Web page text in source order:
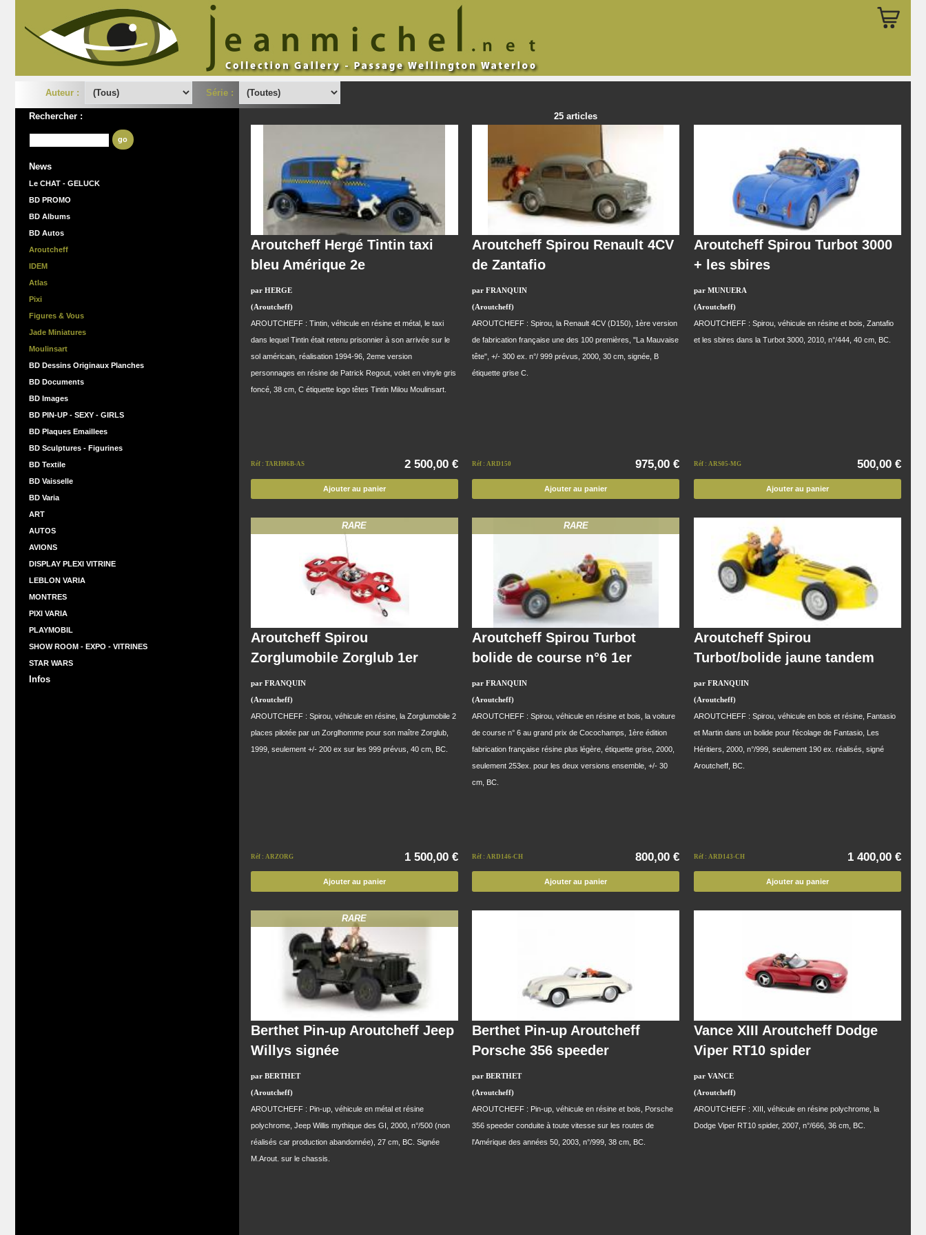
Auteur : Série :
Rechercher :
go
News
Le CHAT - GELUCK
BD PROMO
BD Albums
BD Autos
Aroutcheff
IDEM
Atlas
Pixi
Figures & Vous
Jade Miniatures
Moulinsart
BD Dessins Originaux Planches
BD Documents
BD Images
BD PIN-UP - SEXY - GIRLS
BD Plaques Emaillees
BD Sculptures - Figurines
BD Textile
BD Vaisselle
BD Varia
ART
AUTOS
AVIONS
DISPLAY PLEXI VITRINE
LEBLON VARIA
MONTRES
PIXI VARIA
PLAYMOBIL
SHOW ROOM - EXPO - VITRINES
STAR WARS
Infos
25 articles
Aroutcheff Hergé Tintin taxi
bleu Amérique 2e
par HERGE
(Aroutcheff)
AROUTCHEFF : Tintin, véhicule en résine et métal, le taxi
dans lequel Tintin était retenu prisonnier à son arrivée sur le
sol américain, réalisation 1994-96, 2eme version
personnages en résine de Patrick Regout, volet en vinyle gris
foncé, 38 cm, C étiquette logo têtes Tintin Milou Moulinsart.
Réf : TARH06B-AS 2 500,00 €
Ajouter au panier
Aroutcheff Spirou Renault 4CV
de Zantafio
par FRANQUIN
(Aroutcheff)
AROUTCHEFF : Spirou, la Renault 4CV (D150), 1ère version
de fabrication française une des 100 premières, "La Mauvaise
tête", +/- 300 ex. n°/ 999 prévus, 2000, 30 cm, signée, B
étiquette grise C.
Réf : ARD150 975,00 €
Ajouter au panier
Aroutcheff Spirou Turbot 3000
+ les sbires
par MUNUERA
(Aroutcheff)
AROUTCHEFF : Spirou, véhicule en résine et bois, Zantafio
et les sbires dans la Turbot 3000, 2010, n°/444, 40 cm, BC.
Réf : ARS05-MG 500,00 €
Ajouter au panier
RARE
Aroutcheff Spirou
Zorglumobile Zorglub 1er
par FRANQUIN
(Aroutcheff)
AROUTCHEFF : Spirou, véhicule en résine, la Zorglumobile 2
places pilotée par un Zorglhomme pour son maître Zorglub,
1999, seulement +/- 200 ex sur les 999 prévus, 40 cm, BC.
Réf : ARZORG 1 500,00 €
Ajouter au panier
RARE
Aroutcheff Spirou Turbot
bolide de course n°6 1er
par FRANQUIN
(Aroutcheff)
AROUTCHEFF : Spirou, véhicule en résine et bois, la voiture
de course n° 6 au grand prix de Cocochamps, 1ère édition
fabrication française résine plus légère, étiquette grise, 2000,
seulement 253ex. pour les deux versions ensemble, +/- 30
cm, BC.
Réf : ARD146-CH 800,00 €
Ajouter au panier
Aroutcheff Spirou
Turbot/bolide jaune tandem
par FRANQUIN
(Aroutcheff)
AROUTCHEFF : Spirou, véhicule en bois et résine, Fantasio
et Martin dans un bolide pour l'écolage de Fantasio, Les
Héritiers, 2000, n°/999, seulement 190 ex. réalisés, signé
Aroutcheff, BC.
Réf : ARD143-CH 1 400,00 €
Ajouter au panier
RARE
Berthet Pin-up Aroutcheff Jeep
Willys signée
par BERTHET
(Aroutcheff)
AROUTCHEFF : Pin-up, véhicule en métal et résine
polychrome, Jeep Willis mythique des GI, 2000, n°/500 (non
réalisés car production abandonnée), 27 cm, BC. Signée
M.Arout. sur le chassis.
Berthet Pin-up Aroutcheff
Porsche 356 speeder
par BERTHET
(Aroutcheff)
AROUTCHEFF : Pin-up, véhicule en résine et bois, Porsche
356 speeder conduite à toute vitesse sur les routes de
l'Amérique des années 50, 2003, n°/999, 38 cm, BC.
Vance XIII Aroutcheff Dodge
Viper RT10 spider
par VANCE
(Aroutcheff)
AROUTCHEFF : XIII, véhicule en résine polychrome, la
Dodge Viper RT10 spider, 2007, n°/666, 36 cm, BC.